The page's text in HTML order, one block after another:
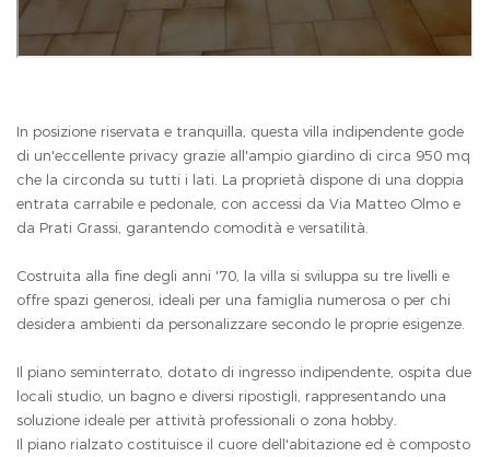
In posizione riservata e tranquilla, questa villa indipendente gode
di un'eccellente privacy grazie all'ampio giardino di circa 950 mq
che la circonda su tutti i lati. La proprietà dispone di una doppia
entrata carrabile e pedonale, con accessi da Via Matteo Olmo e
da Prati Grassi, garantendo comodità e versatilità.
Costruita alla fine degli anni '70, la villa si sviluppa su tre livelli e
offre spazi generosi, ideali per una famiglia numerosa o per chi
desidera ambienti da personalizzare secondo le proprie esigenze.
Il piano seminterrato, dotato di ingresso indipendente, ospita due
locali studio, un bagno e diversi ripostigli, rappresentando una
soluzione ideale per attività professionali o zona hobby.
Il piano rialzato costituisce il cuore dell'abitazione ed è composto